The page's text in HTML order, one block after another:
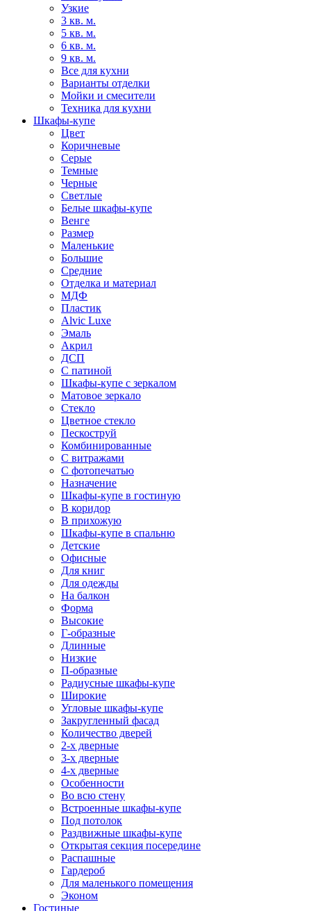
Узкие
3 кв. м.
5 кв. м.
6 кв. м.
9 кв. м.
Все для кухни
Варианты отделки
Мойки и смесители
Техника для кухни
Шкафы-купе
Цвет
Коричневые
Серые
Темные
Черные
Светлые
Белые шкафы-купе
Венге
Размер
Маленькие
Большие
Средние
Отделка и материал
МДФ
Пластик
Alvic Luxe
Эмаль
Акрил
ДСП
С патиной
Шкафы-купе с зеркалом
Матовое зеркало
Стекло
Цветное стекло
Пескоструй
Комбинированные
С витражами
С фотопечатью
Назначение
Шкафы-купе в гостиную
В коридор
В прихожую
Шкафы-купе в спальню
Детские
Офисные
Для книг
Для одежды
На балкон
Форма
Высокие
Г-образные
Длинные
Низкие
П-образные
Радиусные шкафы-купе
Широкие
Угловые шкафы-купе
Закругленный фасад
Количество дверей
2-х дверные
3-х дверные
4-х дверные
Особенности
Во всю стену
Встроенные шкафы-купе
Под потолок
Раздвижные шкафы-купе
Открытая секция посередине
Распашные
Гардероб
Для маленького помещения
Эконом
Гостиные